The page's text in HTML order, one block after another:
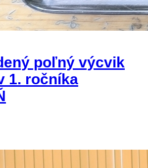
poľný výcvik
1. ročníka